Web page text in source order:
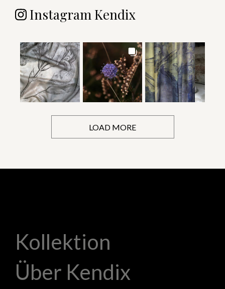
Instagram Kendix
LOAD MORE
Kollektion
Über Kendix